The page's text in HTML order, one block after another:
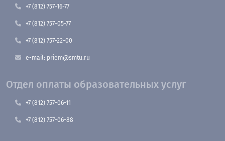
+7 (812) 757-16-77
+7 (812) 757-05-77
+7 (812) 757-22-00
e-mail: priem@smtu.ru
Отдел оплаты образовательных услуг
+7 (812) 757-06-11
+7 (812) 757-06-88